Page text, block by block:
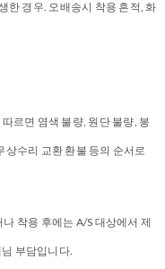
한 경우. 오배송시 착용 흔적, 화
르면 염색 불량, 원단 불량, 봉
상수리 교환 환불 등의 순서로
착용 후에는 A/S 대상에서 제
부담입니다.